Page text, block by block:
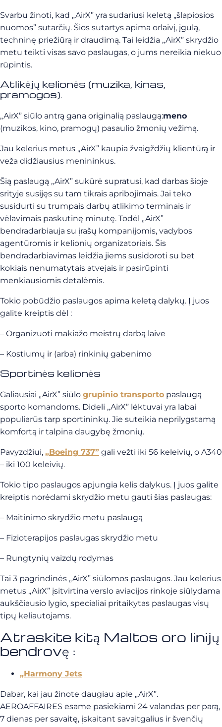
Svarbu žinoti, kad „AirX” yra sudariusi keletą „šlapiosios
nuomos” sutarčių. Šios sutartys apima orlaivį, įgulą,
techninę priežiūrą ir draudimą. Tai leidžia „AirX” skrydžio
metu teikti visas savo paslaugas, o jums nereikia niekuo
rūpintis.
Atlikėjų kelionės (muzika, kinas,
pramogos).
„AirX” siūlo antrą gana originalią paslaugą:meno
(muzikos, kino, pramogų) pasaulio žmonių vežimą.
Jau kelerius metus „AirX” kaupia žvaigždžių klientūrą ir
veža didžiausius menininkus.
Šią paslaugą „AirX” sukūrė supratusi, kad darbas šioje
srityje susijęs su tam tikrais apribojimais. Jai teko
susidurti su trumpais darbų atlikimo terminais ir
vėlavimais paskutinę minutę. Todėl „AirX”
bendradarbiauja su įrašų kompanijomis, vadybos
agentūromis ir kelionių organizatoriais. Šis
bendradarbiavimas leidžia jiems susidoroti su bet
kokiais nenumatytais atvejais ir pasirūpinti
menkiausiomis detalėmis.
Tokio pobūdžio paslaugos apima keletą dalykų. Į juos
galite kreiptis dėl :
– Organizuoti makiažo meistrų darbą laive
– Kostiumų ir (arba) rinkinių gabenimo
Sportinės kelionės
Galiausiai „AirX” siūlo grupinio transporto paslaugą
sporto komandoms. Dideli „AirX” lėktuvai yra labai
populiarūs tarp sportininkų. Jie suteikia neprilygstamą
komfortą ir talpina daugybę žmonių.
Pavyzdžiui, „Boeing 737” gali vežti iki 56 keleivių, o A340
– iki 100 keleivių.
Tokio tipo paslaugos apjungia kelis dalykus. Į juos galite
kreiptis norėdami skrydžio metu gauti šias paslaugas:
– Maitinimo skrydžio metu paslaugą
– Fizioterapijos paslaugas skrydžio metu
– Rungtynių vaizdų rodymas
Tai 3 pagrindinės „AirX” siūlomos paslaugos. Jau kelerius
metus „AirX” įsitvirtina verslo aviacijos rinkoje siūlydama
aukščiausio lygio, specialiai pritaikytas paslaugas visų
tipų keliautojams.
Atraskite kitą Maltos oro linijų
bendrovę :
„Harmony Jets
Dabar, kai jau žinote daugiau apie „AirX”.
AEROAFFAIRES esame pasiekiami 24 valandas per parą,
7 dienas per savaitę, įskaitant savaitgalius ir švenčių